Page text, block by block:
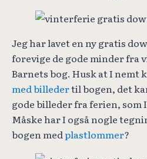
Jeg har lavet en ny gratis
forevige de gode minder
Barnets bog. Husk at I nemt
med billedertil bogen, det
gode billeder fra ferien, som
Måske har I også nogle
bogen medplastlommer?